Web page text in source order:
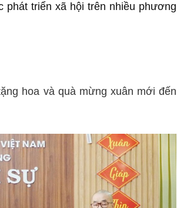
phát triển xã hội trên nhiều phương
hoa và quà mừng xuân mới đến